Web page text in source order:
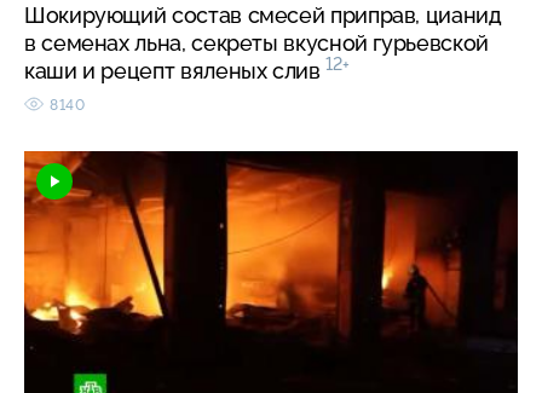
Шокирующий состав смесей приправ, цианид
в семенах льна, секреты вкусной гурьевской
каши и рецепт вяленых слив 12+
8140